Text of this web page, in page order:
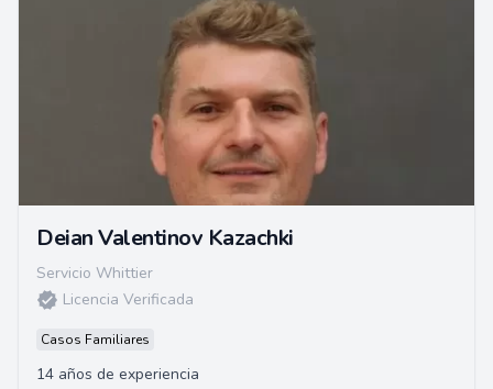
Deian Valentinov Kazachki
Servicio Whittier
Licencia Verificada
Casos Familiares
14 años de experiencia